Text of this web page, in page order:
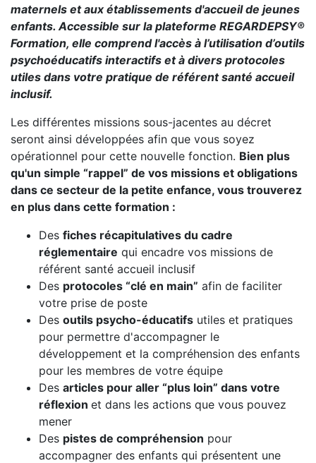
maternels et aux établissements d'accueil de jeunes
enfants. Accessible sur la plateforme REGARDEPSY®
Formation, elle comprend l'accès à l’utilisation d’outils
psychoéducatifs interactifs et à divers protocoles
utiles dans votre pratique de référent santé accueil
inclusif.
Les différentes missions sous-jacentes au décret
seront ainsi développées afin que vous soyez
opérationnel pour cette nouvelle fonction. Bien plus
qu'un simple “rappel” de vos missions et obligations
dans ce secteur de la petite enfance, vous trouverez
en plus dans cette formation :
Des fiches récapitulatives du cadre
réglementaire qui encadre vos missions de
référent santé accueil inclusif
Des protocoles “clé en main” afin de faciliter
votre prise de poste
Des outils psycho-éducatifs utiles et pratiques
pour permettre d'accompagner le
développement et la compréhension des enfants
pour les membres de votre équipe
Des articles pour aller “plus loin” dans votre
réflexion et dans les actions que vous pouvez
mener
Des pistes de compréhension pour
accompagner des enfants qui présentent une